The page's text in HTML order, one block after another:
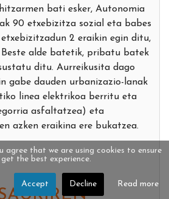
bati esker, Autonomia
90 etxebizitza sozial eta babes
2 eraikin egin ditu,
Beste alde batetik, pribatu batek
ditu. Aurreikusita dago
gabe dauden urbanizazio-lanak
linea elektrikoa berritu eta
asfaltatzea) eta
azken eraikina ere bukatzea.
agree that we are using cookies to ensure
the best experience.
Accept Decline Read more